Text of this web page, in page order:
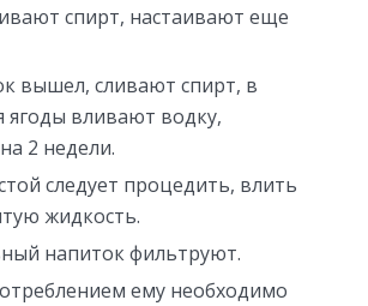
спирт, настаивают еще
вышел, сливают спирт, в
ягоды вливают водку,
2 недели.
следует процедить, влить
жидкость.
напиток фильтруют.
ему необходимо